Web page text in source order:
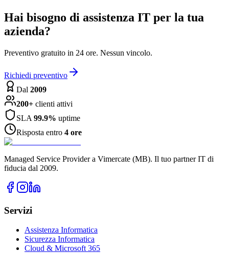
Hai bisogno di assistenza IT per la tua
azienda?
Preventivo gratuito in 24 ore. Nessun vincolo.
Richiedi preventivo
Dal 2009
200+ clienti attivi
SLA 99.9% uptime
Risposta entro 4 ore
Managed Service Provider a Vimercate (MB). Il tuo partner IT di
fiducia dal 2009.
Servizi
Assistenza Informatica
Sicurezza Informatica
Cloud & Microsoft 365